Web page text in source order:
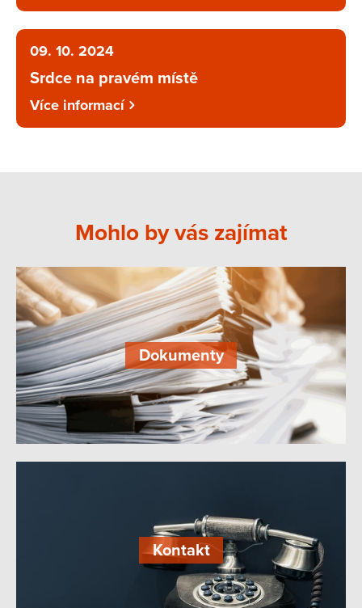
09. 10. 2024
Srdce na pravém místě
Více informací
Mohlo by vás zajímat
Dokumenty
Kontakt